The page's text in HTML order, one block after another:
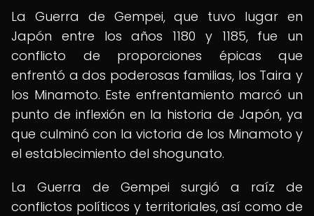
La Guerra de Gempei, que tuvo lugar en
Japón entre los años 1180 y 1185, fue un
conflicto de proporciones épicas que
enfrentó a dos poderosas familias, los Taira y
los Minamoto. Este enfrentamiento marcó un
punto de inflexión en la historia de Japón, ya
que culminó con la victoria de los Minamoto y
el establecimiento del shogunato.
La Guerra de Gempei surgió a raíz de
conflictos políticos y territoriales, así como de